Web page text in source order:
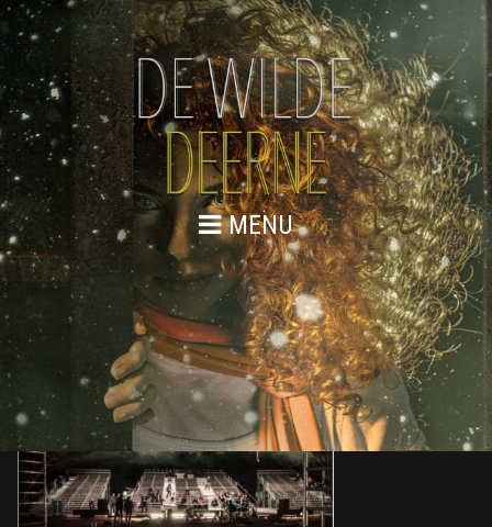
MENU
3 MEI 2018